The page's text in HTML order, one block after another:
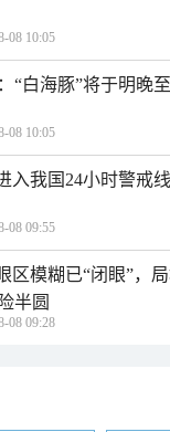
08 10:05
“白海豚”将于明晚
08 10:05
入我国24小时警戒
08 09:55
区模糊已“闭眼”，
半圆
08 09:28